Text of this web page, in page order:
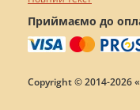
Приймаємо до
Copyright © 2014-2026